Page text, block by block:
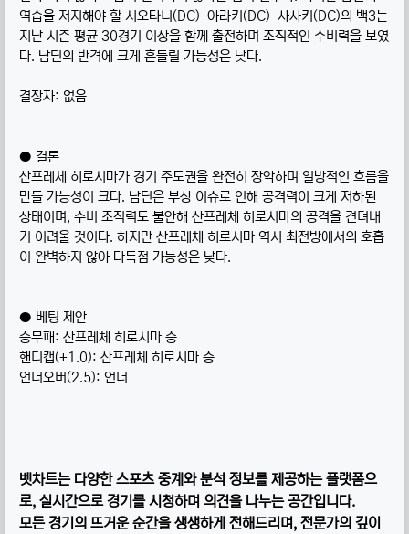
역습을 저지해야 할 시오타니(DC)-아라키(DC)-사사키(DC)의 백3는
지난 시즌 평균 30경기 이상을 함께 출전하며 조직적인 수비력을 보였
다. 남딘의 반격에 크게 흔들릴 가능성은 낮다.
결장자: 없음
● 결론
산프레체 히로시마가 경기 주도권을 완전히 장악하며 일방적인 흐름을
만들 가능성이 크다. 남딘은 부상 이슈로 인해 공격력이 크게 저하된
상태이며, 수비 조직력도 불안해 산프레체 히로시마의 공격을 견뎌내
기 어려울 것이다. 하지만 산프레체 히로시마 역시 최전방에서의 호흡
이 완벽하지 않아 다득점 가능성은 낮다.
● 베팅 제안
승무패: 산프레체 히로시마 승
핸디캡(+1.0): 산프레체 히로시마 승
언더오버(2.5): 언더
벳차트는 다양한 스포츠 중계와 분석 정보를 제공하는 플랫폼으
로, 실시간으로 경기를 시청하며 의견을 나누는 공간입니다.
모든 경기의 뜨거운 순간을 생생하게 전해드리며, 전문가의 깊이